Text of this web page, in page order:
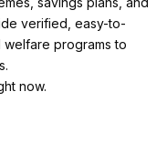
verified, easy-to-
welfare programs to
now.